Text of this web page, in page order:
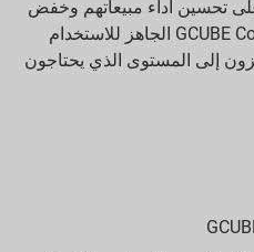
تحسين أداء مبيعاتهم وخفض
التكاليف باستخدام نظام GCUBE Connect الجاهز للاستخدام
إلى المستوى الذي يحتاجون